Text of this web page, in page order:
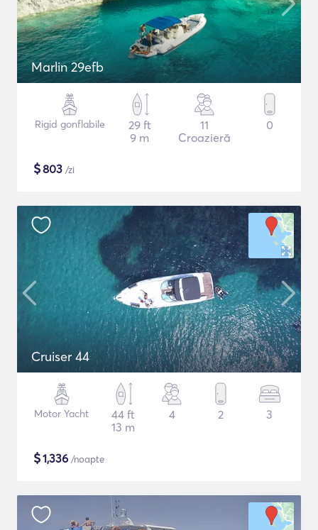
Marlin 29efb
Rigid gonflabile
29 ft
9 m
11
Croazieră
0
$803 /zi
Cruiser 44
Motor Yacht
44 ft
13 m
4 2 3
$1,336 /noapte